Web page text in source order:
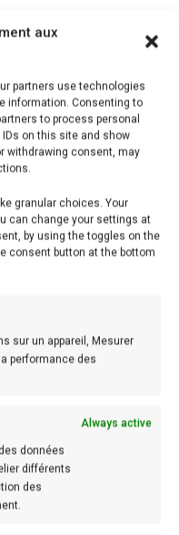
aux
partners use technologies
information. Consenting to
to process personal
on this site and show
withdrawing consent, may
granular choices. Your
can change your settings at
by using the toggles on the
consent button at the bottom
sur un appareil, Mesurer
performance des
Always active
données
différents
des
qui a plu à tous les
pas
faut :